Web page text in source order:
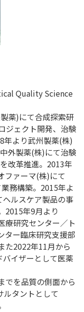
Quality Science
薬)にて合成探索研
ジェクト開発、治験
年より武州製薬(株)
外製薬(株)にて治験
改革推進。2013年
ファーマ(株)にて
務構築。2015年よ
ルスケア製品の事
2015年9月より
療研究センター／ト
ター臨床研究支援部
た2022年11月から
イザーとして医薬
でを品質の側面から
ルタントとして